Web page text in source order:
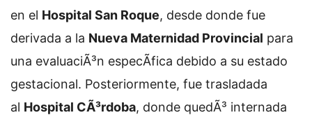
en el Hospital San Roque, desde donde fue
derivada a la Nueva Maternidad Provincial para
una evaluaciÃ³n especÃ­fica debido a su estado
gestacional. Posteriormente, fue trasladada
al Hospital CÃ³rdoba, donde quedÃ³ internada